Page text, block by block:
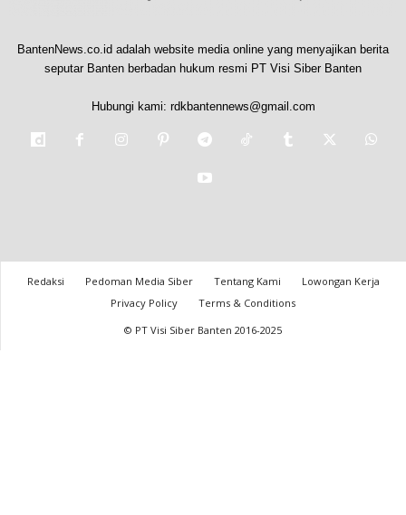
BantenNews.co.id adalah website media online yang menyajikan berita
seputar Banten berbadan hukum resmi PT Visi Siber Banten
Hubungi kami: rdkbantennews@gmail.com
Redaksi Pedoman Media Siber Tentang Kami
Lowongan Kerja
Privacy Policy
Terms & Conditions
© PT Visi Siber Banten 2016-2025